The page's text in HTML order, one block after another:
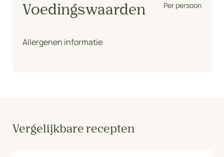
Voedingswaarden Per persoon
Allergenen informatie
Vergelijkbare recepten